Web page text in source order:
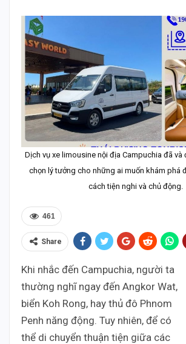
Dịch vụ xe limousine nội địa Campuchia đã và
chọn lý tưởng cho những ai muốn khám phá
cách tiện nghi và chủ động.
461
Share
Khi nhắc đến Campuchia, người ta
thường nghĩ ngay đến Angkor Wat,
biển Koh Rong, hay thủ đô Phnom
Penh năng động. Tuy nhiên, để có
thể di chuyển thuận tiện giữa các